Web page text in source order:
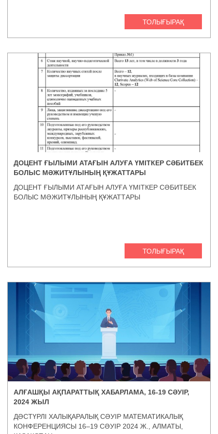
ТОЛЫҒЫРАҚ
ДОЦЕНТ ҒЫЛЫМИ АТАҒЫН АЛУҒА ҮМІТКЕР CӘБИТБЕК
БОЛЫС МӘЖИТҰЛЫНЫҢ ҚҰЖАТТАРЫ
ДОЦЕНТ ҒЫЛЫМИ АТАҒЫН АЛУҒА ҮМІТКЕР CӘБИТБЕК
БОЛЫС МӘЖИТҰЛЫНЫҢ ҚҰЖАТТАРЫ
ТОЛЫҒЫРАҚ
АЛҒАШҚЫ АҚПАРАТТЫҚ ХАБАРЛАМА, 16-19 СӘУІР,
2024 ЖЫЛ
ДӘСТҮРЛІ ХАЛЫҚАРАЛЫҚ СӘУІР МАТЕМАТИКАЛЫҚ
КОНФЕРЕНЦИЯСЫ 16–19 СӘУІР 2024 Ж., АЛМАТЫ,